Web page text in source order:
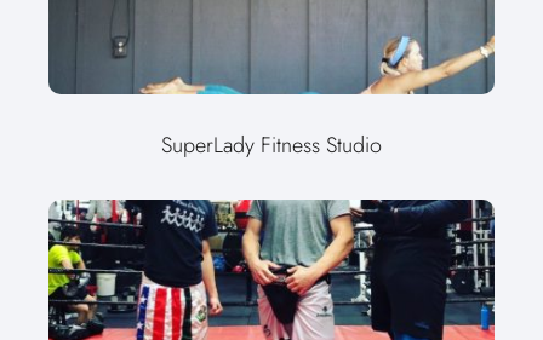
SuperLady Fitness Studio